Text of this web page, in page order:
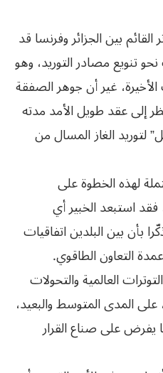
بين الجزائر وفرنسا قد
تنويع مصادر التوريد، وهو
غير أن جوهر الصفقة
إلى عقد طويل الأمد مدته
لتوريد الغاز المسال من
لهذه الخطوة على
فقد استبعد الخبير أي
بأن بين البلدين اتفاقيات
التعاون الطاقوي.
العالمية والتحولات
المدى المتوسط والبعيد،
يفرض على صناع القرار